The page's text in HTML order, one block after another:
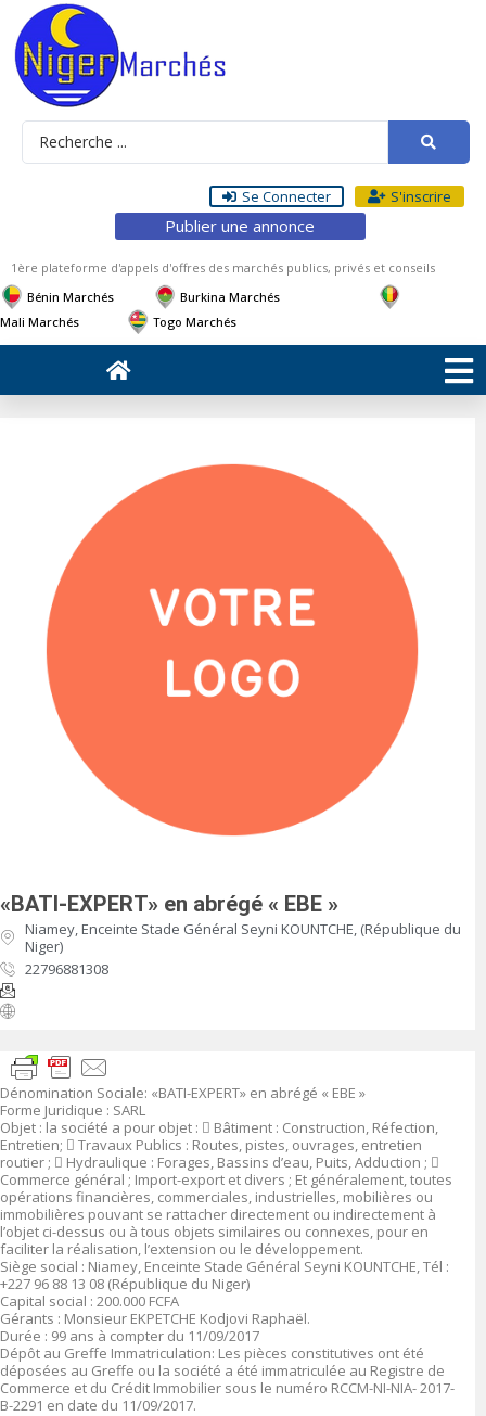
Se Connecter S'inscrire
Publier une annonce
1ère plateforme d'appels d'offres des marchés publics, privés et conseils
Bénin Marchés
Burkina Marchés
Mali Marchés
Togo Marchés
«BATI-EXPERT» en abrégé « EBE »
Niamey, Enceinte Stade Général Seyni KOUNTCHE, (République du
Niger)
22796881308
Dénomination Sociale: «BATI-EXPERT» en abrégé « EBE »
Forme Juridique : SARL
Objet : la société a pour objet :  Bâtiment : Construction, Réfection,
Entretien;  Travaux Publics : Routes, pistes, ouvrages, entretien
routier ;  Hydraulique : Forages, Bassins d’eau, Puits, Adduction ; 
Commerce général ; Import-export et divers ; Et généralement, toutes
opérations financières, commerciales, industrielles, mobilières ou
immobilières pouvant se rattacher directement ou indirectement à
l’objet ci-dessus ou à tous objets similaires ou connexes, pour en
faciliter la réalisation, l’extension ou le développement.
Siège social : Niamey, Enceinte Stade Général Seyni KOUNTCHE, Tél :
+227 96 88 13 08 (République du Niger)
Capital social : 200.000 FCFA
Gérants : Monsieur EKPETCHE Kodjovi Raphaël.
Durée : 99 ans à compter du 11/09/2017
Dépôt au Greffe Immatriculation: Les pièces constitutives ont été
déposées au Greffe ou la société a été immatriculée au Registre de
Commerce et du Crédit Immobilier sous le numéro RCCM-NI-NIA- 2017-
B-2291 en date du 11/09/2017.